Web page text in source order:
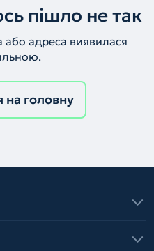
пішло не так
або адреса виявилася
на головну